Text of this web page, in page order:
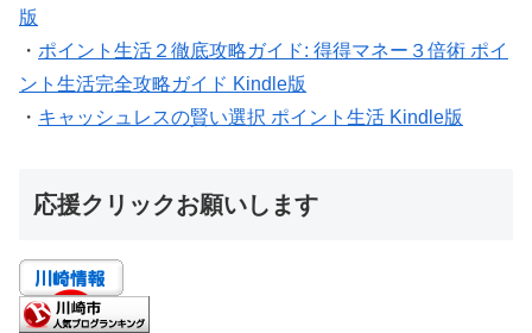
版
・ ポイント生活２徹底攻略ガイド: 得得マネー３倍術 ポイ
ント生活完全攻略ガイド Kindle版
・ キャッシュレスの賢い選択 ポイント生活 Kindle版
応援クリックお願いします